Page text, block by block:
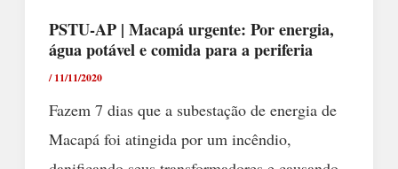
PSTU-AP | Macapá urgente: Por energia,
água potável e comida para a periferia
/11/11/2020
Fazem 7 dias que a subestação de energia de
Macapá foi atingida por um incêndio,